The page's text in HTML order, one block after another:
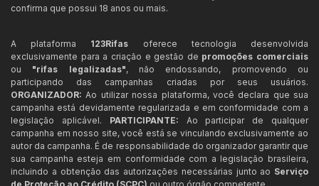
confirma que possui 18 anos ou mais.
A plataforma 123Rifas oferece tecnologia desenvolvida
exclusivamente para a criação e gestão de promoções comerciais
ou "rifas legalizadas", não endossando, promovendo ou
participando das campanhas criadas por seus usuários.
ORGANIZADOR: Ao utilizar nossa plataforma, você declara que sua
campanha está devidamente regularizada e em conformidade com a
legislação aplicável. PARTICIPANTE: Ao participar de qualquer
campanha em nosso site, você está se vinculando exclusivamente ao
autor da campanha. É de responsabilidade do organizador garantir que
sua campanha esteja em conformidade com a legislação brasileira,
incluindo a obtenção das autorizações necessárias junto ao Serviço